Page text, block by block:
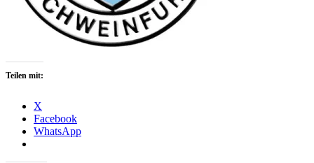
Teilen mit:
X
Facebook
WhatsApp